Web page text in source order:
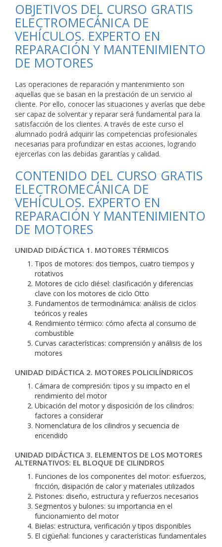
OBJETIVOS DEL CURSO GRATIS
ELECTROMECÁNICA DE
VEHÍCULOS. EXPERTO EN
REPARACIÓN Y MANTENIMIENTO
DE MOTORES
Las operaciones de reparación y mantenimiento son
aquellas que se basan en la prestación de un servicio al
cliente. Por ello, conocer las situaciones y averías que debe
ser capaz de solventar y reparar será fundamental para la
satisfacción de los clientes. A través de este curso el
alumnado podrá adquirir las competencias profesionales
necesarias para profundizar en estas acciones, logrando
ejercerlas con las debidas garantías y calidad.
CONTENIDO DEL CURSO GRATIS
ELECTROMECÁNICA DE
VEHÍCULOS. EXPERTO EN
REPARACIÓN Y MANTENIMIENTO
DE MOTORES
UNIDAD DIDÁCTICA 1. MOTORES TÉRMICOS
Tipos de motores: dos tiempos, cuatro tiempos y
rotativos
Motores de ciclo diésel: clasificación y diferencias
clave con los motores de ciclo Otto
Fundamentos de termodinámica: análisis de ciclos
teóricos y reales
Rendimiento térmico: cómo afecta al consumo de
combustible
Curvas características: comprensión y análisis de los
motores
UNIDAD DIDÁCTICA 2. MOTORES POLICILÍNDRICOS
Cámara de compresión: tipos y su impacto en el
rendimiento del motor
Ubicación del motor y disposición de los cilindros:
factores a considerar
Nomenclatura de los cilindros y secuencia de
encendido
UNIDAD DIDÁCTICA 3. ELEMENTOS DE LOS MOTORES
ALTERNATIVOS: EL BLOQUE DE CILINDROS
Funciones de los componentes del motor: esfuerzos,
fricción, disipación de calor y materiales utilizados
Pistones: diseño, estructura y refuerzos necesarios
Segmentos y bulones: su importancia en el
funcionamiento del motor
Bielas: estructura, verificación y tipos disponibles
El cigüeñal: funciones y características fundamentales